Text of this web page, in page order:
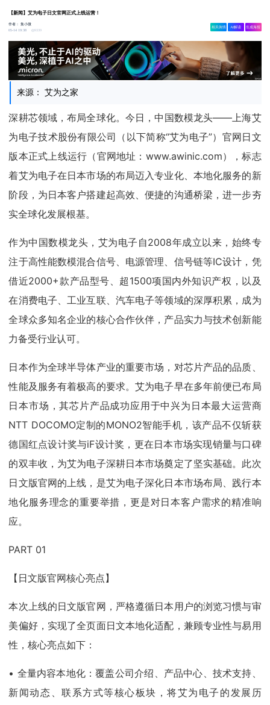
【新闻】艾为电子日文官网正式上线运营！
作者：集小微
05-14 19:38
9339
相关舆情 AI解读 生成海报
来源： 艾为之家
深耕芯领域，布局全球化。今日，中国数模龙头——上海艾
为电子技术股份有限公司（以下简称“艾为电子”）官网日文
版本正式上线运行（官网地址：www.awinic.com），标志
着艾为电子在日本市场的布局迈入专业化、本地化服务的新
阶段，为日本客户搭建起高效、便捷的沟通桥梁，进一步夯
实全球化发展根基。
作为中国数模龙头，艾为电子自2008年成立以来，始终专
注于高性能数模混合信号、电源管理、信号链等IC设计，凭
借近2000+款产品型号、超1500项国内外知识产权，以及
在消费电子、工业互联、汽车电子等领域的深厚积累，成为
全球众多知名企业的核心合作伙伴，产品实力与技术创新能
力备受行业认可。
日本作为全球半导体产业的重要市场，对芯片产品的品质、
性能及服务有着极高的要求。艾为电子早在多年前便已布局
日本市场，其芯片产品成功应用于中兴为日本最大运营商
NTT DOCOMO定制的MONO2智能手机，该产品不仅斩获
德国红点设计奖与iF设计奖，更在日本市场实现销量与口碑
的双丰收，为艾为电子深耕日本市场奠定了坚实基础。此次
日文版官网的上线，是艾为电子深化日本市场布局、践行本
地化服务理念的重要举措，更是对日本客户需求的精准响
应。
PART 01
【日文版官网核心亮点】
本次上线的日文版官网，严格遵循日本用户的浏览习惯与审
美偏好，实现了全页面日文本地化适配，兼顾专业性与易用
性，核心亮点如下：
• 全量内容本地化：覆盖公司介绍、产品中心、技术支持、
新闻动态、联系方式等核心板块，将艾为电子的发展历